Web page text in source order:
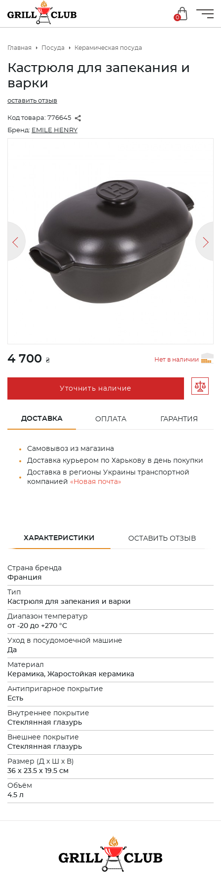
0
Главная Посуда Керамическая посуда
Кастрюля для запекания и
варки
Код товара: 776645
оставить отзыв
Бренд: EMILE HENRY
4 700 ₴ Нет в наличии
Уточнить наличие
ДОСТАВКА ОПЛАТА ГАРАНТИЯ
Самовывоз из магазина
Доставка курьером по Харькову в день покупки
Доставка в регионы Украины транспортной
компанией «Новая почта»
ХАРАКТЕРИСТИКИ ОСТАВИТЬ ОТЗЫВ
Страна бренда
Франция
Тип
Кастрюля для запекания и варки
Диапазон температур
от -20 до +270 °C
Уход в посудомоечной машине
Да
Материал
Керамика, Жаростойкая керамика
Антипригарное покрытие
Есть
Внутреннее покрытие
Стеклянная глазурь
Внешнее покрытие
Стеклянная глазурь
Размер (Д x Ш x В)
36 x 23.5 x 19.5 см
Объём
4.5 л